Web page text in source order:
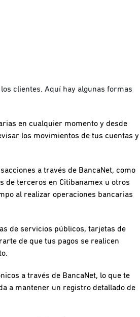
clientes. Aquí hay algunas formas
en cualquier momento y desde
los movimientos de tus cuentas y
a través de BancaNet, como
de terceros en Citibanamex u otros
al realizar operaciones bancarias
de servicios públicos, tarjetas de
de que tus pagos se realicen
a través de BancaNet, lo que te
a mantener un registro detallado de